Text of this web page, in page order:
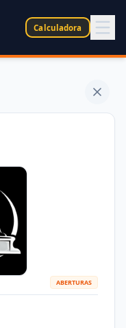
Calculadora
ABERTURAS